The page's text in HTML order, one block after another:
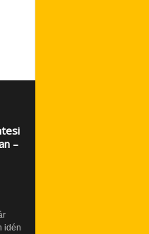
–
idén